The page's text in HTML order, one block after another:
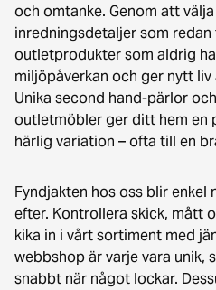
och omtanke. Genom att
inredningsdetaljer som redan
outletprodukter som aldrig
miljöpåverkan och ger nytt
Unika second hand-pärlor
outletmöbler ger ditt hem en
härlig variation – ofta till en
Fyndjakten hos oss blir enkel
efter. Kontrollera skick, mått
kika in i vårt sortiment med
webbshop är varje vara unik,
snabbt när något lockar.